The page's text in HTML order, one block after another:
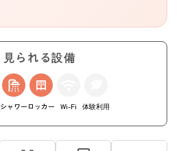
見られる設備
シャワー ロッカー Wi-Fi 体験利用